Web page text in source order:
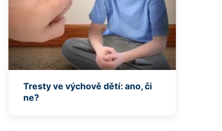
Tresty ve výchově dětí: ano, či
ne?